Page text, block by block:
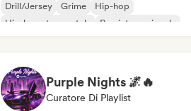
Drill/Jersey
Grime
Hip-hop
Hip-hop strumentale
Rap internazionale
Purple Nights 🌌🔥
Curatore Di Playlist